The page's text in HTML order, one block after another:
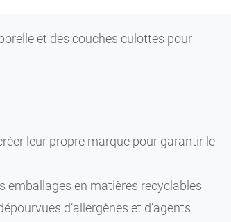
et des couches culottes pour
leur propre marque pour garantir le
emballages en matières recyclables
d’allergènes et d’agents